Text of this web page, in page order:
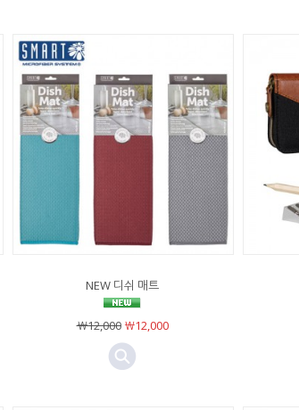
NEW 디쉬 매트
￦12,000￦12,000